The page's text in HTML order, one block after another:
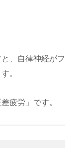
、自律神経がフ
。
疲労」です。